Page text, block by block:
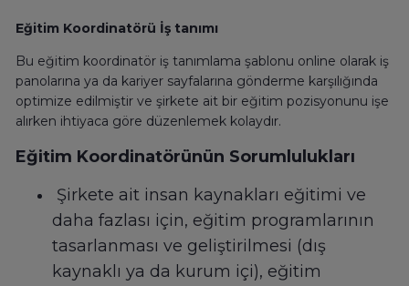
Eğitim Koordinatörü İş tanımı
Bu eğitim koordinatör iş tanımlama şablonu online olarak iş
panolarına ya da kariyer sayfalarına gönderme karşılığında
optimize edilmiştir ve şirkete ait bir eğitim pozisyonunu işe
alırken ihtiyaca göre düzenlemek kolaydır.
Eğitim Koordinatörünün Sorumlulukları
Şirkete ait insan kaynakları eğitimi ve
daha fazlası için, eğitim programlarının
tasarlanması ve geliştirilmesi (dış
kaynaklı ya da kurum içi), eğitim